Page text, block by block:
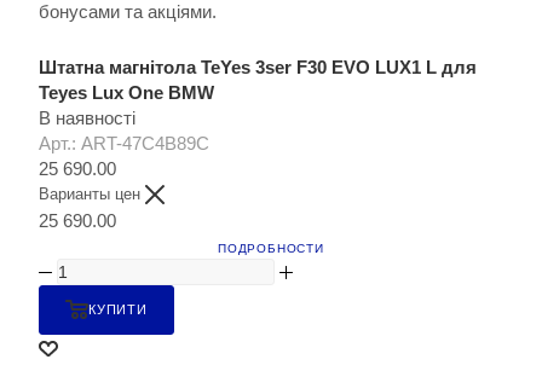
бонусами та акціями.
Штатна магнітола TeYes 3ser F30 EVO LUX1 L для
Teyes Lux One BMW
В наявності
Арт.: ART-47C4B89C
25 690.00
Варианты цен
25 690.00
ПОДРОБНОСТИ
КУПИТИ